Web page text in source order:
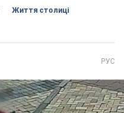
Життя столиці
РУС